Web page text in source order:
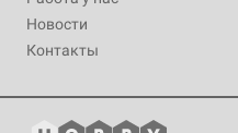
Новости
Контакты